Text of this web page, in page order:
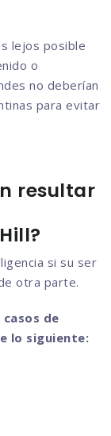
lejos posible
o
no deberían
para evitar
resultar
si su ser
otra parte.
de
lo siguiente: